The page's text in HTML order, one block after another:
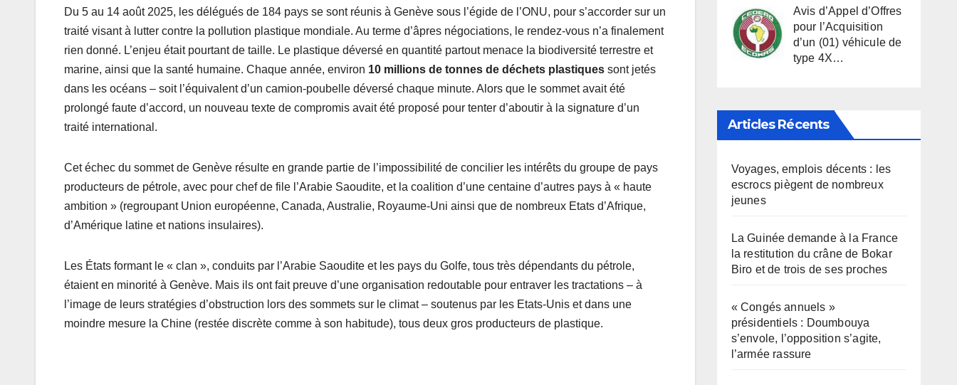
Du 5 au 14 août 2025, les délégués de 184 pays se sont réunis à Genève sous l’égide de l’ONU, pour s’accorder sur un
traité visant à lutter contre la pollution plastique mondiale. Au terme d’âpres négociations, le rendez-vous n’a finalement
rien donné. L’enjeu était pourtant de taille. Le plastique déversé en quantité partout menace la biodiversité terrestre et
marine, ainsi que la santé humaine. Chaque année, environ 10 millions de tonnes de déchets plastiques sont jetés
dans les océans – soit l’équivalent d’un camion-poubelle déversé chaque minute. Alors que le sommet avait été
prolongé faute d’accord, un nouveau texte de compromis avait été proposé pour tenter d’aboutir à la signature d’un
traité international.
Cet échec du sommet de Genève résulte en grande partie de l’impossibilité de concilier les intérêts du groupe de pays
producteurs de pétrole, avec pour chef de file l’Arabie Saoudite, et la coalition d’une centaine d’autres pays à « haute
ambition » (regroupant Union européenne, Canada, Australie, Royaume-Uni ainsi que de nombreux Etats d’Afrique,
d’Amérique latine et nations insulaires).
Les États formant le « clan », conduits par l’Arabie Saoudite et les pays du Golfe, tous très dépendants du pétrole,
étaient en minorité à Genève. Mais ils ont fait preuve d’une organisation redoutable pour entraver les tractations – à
l’image de leurs stratégies d’obstruction lors des sommets sur le climat – soutenus par les Etats-Unis et dans une
moindre mesure la Chine (restée discrète comme à son habitude), tous deux gros producteurs de plastique.
Avis d’Appel d’Offres
pour l’Acquisition
d’un (01) véhicule de
type 4X…
Articles Récents
Voyages, emplois décents : les
escrocs piègent de nombreux
jeunes
La Guinée demande à la France
la restitution du crâne de Bokar
Biro et de trois de ses proches
« Congés annuels »
présidentiels : Doumbouya
s’envole, l’opposition s’agite,
l’armée rassure